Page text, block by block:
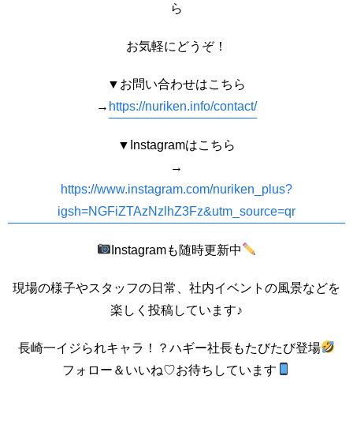
ら
お気軽にどうぞ！
▼お問い合わせはこちら
→ https://nuriken.info/contact/
▼Instagramはこちら
→
https://www.instagram.com/nuriken_plus?
igsh=NGFiZTAzNzlhZ3Fz&utm_source=qr
Instagramも随時更新中
現場の様子やスタッフの日常、社内イベントの風景などを
楽しく投稿しています♪
長崎一イジられキャラ！？ハギー社長もたびたび登場
フォロー＆いいね♡お待ちしています